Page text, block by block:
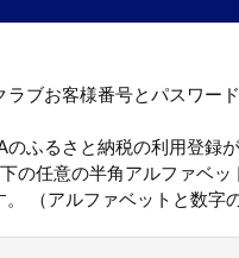
ラブお客様番号とパスワー
のふるさと納税の利用登録が
の任意の半角アルファベッ
（アルファベットと数字